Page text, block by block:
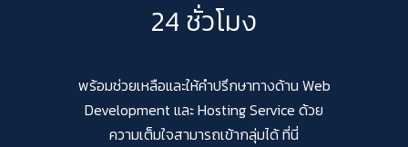
24 ชั่วโมง
พร้อมช่วยเหลือและให้คำปรึกษาทางด้าน Web
Development และ Hosting Service ด้วย
ความเต็มใจสามารถเข้ากลุ่มได้ ที่นี่